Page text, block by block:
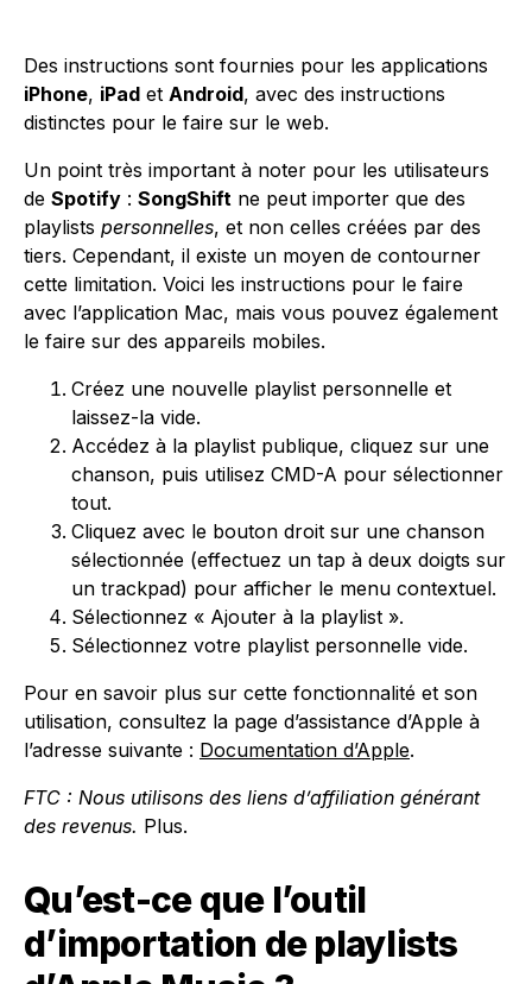
Des instructions sont fournies pour les applications
iPhone, iPad et Android, avec des instructions
distinctes pour le faire sur le web.
Un point très important à noter pour les utilisateurs
de Spotify : SongShift ne peut importer que des
playlists personnelles, et non celles créées par des
tiers. Cependant, il existe un moyen de contourner
cette limitation. Voici les instructions pour le faire
avec l’application Mac, mais vous pouvez également
le faire sur des appareils mobiles.
Créez une nouvelle playlist personnelle et
laissez-la vide.
Accédez à la playlist publique, cliquez sur une
chanson, puis utilisez CMD-A pour sélectionner
tout.
Cliquez avec le bouton droit sur une chanson
sélectionnée (effectuez un tap à deux doigts sur
un trackpad) pour afficher le menu contextuel.
Sélectionnez « Ajouter à la playlist ».
Sélectionnez votre playlist personnelle vide.
Pour en savoir plus sur cette fonctionnalité et son
utilisation, consultez la page d’assistance d’Apple à
l’adresse suivante : Documentation d’Apple.
FTC : Nous utilisons des liens d’affiliation générant
des revenus. Plus.
Qu’est-ce que l’outil
d’importation de playlists